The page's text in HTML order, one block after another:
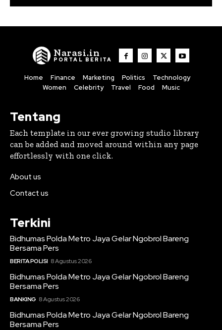
Narasi.in
PORTAL BERITA
Home Finance Marketing Politics
Technology
Women
Celebrity Travel Food Music
Tentang
Each template in our ever growing studio library
can be added and moved around within any page
effortlessly with one click.
About us
Contact us
Terkini
Bidhumas Polda Metro Jaya Gelar Ngobrol Bareng
Bersama Pers
BERITA POLISI 8 Agustus 2026
Bidhumas Polda Metro Jaya Gelar Ngobrol Bareng
Bersama Pers
BANKING 8 Agustus 2026
Bidhumas Polda Metro Jaya Gelar Ngobrol Bareng
Bersama Pers